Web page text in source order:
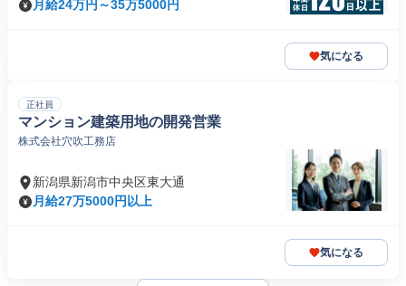
月給24万円～35万5000円
気になる
正社員
マンション建築用地の開発営業
株式会社穴吹工務店
新潟県新潟市中央区東大通
月給27万5000円以上
気になる